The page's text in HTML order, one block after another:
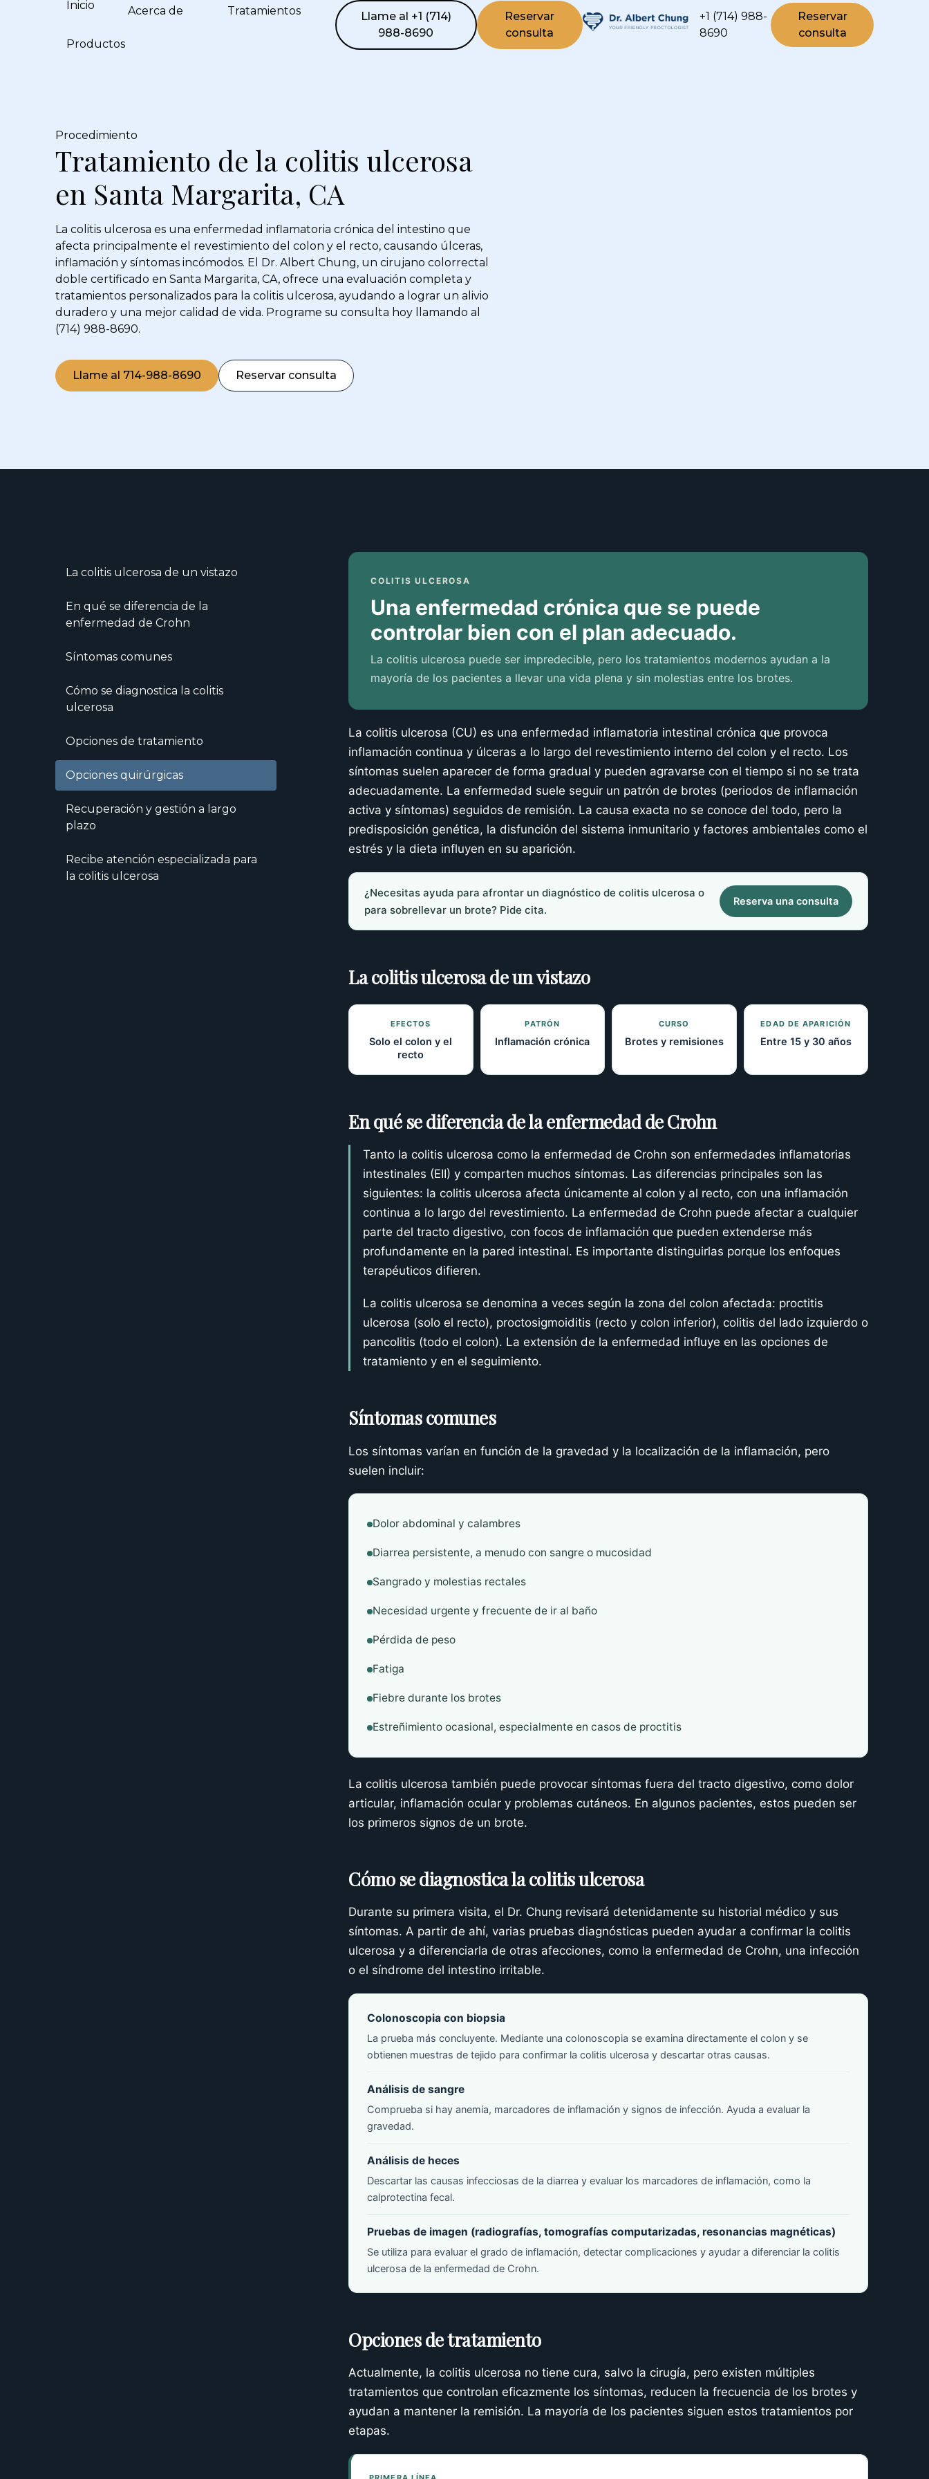
Inicio Acerca de Tratamientos
Productos
Llame al +1 (714)
988-8690
Reservar
consulta
+1 (714) 988-
8690
Reservar
consulta
Procedimiento
Tratamiento de la colitis ulcerosa
en Santa Margarita, CA
La colitis ulcerosa es una enfermedad inflamatoria crónica del intestino que
afecta principalmente el revestimiento del colon y el recto, causando úlceras,
inflamación y síntomas incómodos. El Dr. Albert Chung, un cirujano colorrectal
doble certificado en Santa Margarita, CA, ofrece una evaluación completa y
tratamientos personalizados para la colitis ulcerosa, ayudando a lograr un alivio
duradero y una mejor calidad de vida. Programe su consulta hoy llamando al
(714) 988-8690.
Llame al 714-988-8690 Reservar consulta
La colitis ulcerosa de un vistazo
En qué se diferencia de la
enfermedad de Crohn
Síntomas comunes
Cómo se diagnostica la colitis
ulcerosa
Opciones de tratamiento
Opciones quirúrgicas
Recuperación y gestión a largo
plazo
Recibe atención especializada para
la colitis ulcerosa
COLITIS ULCEROSA
Una enfermedad crónica que se puede
controlar bien con el plan adecuado.
La colitis ulcerosa puede ser impredecible, pero los tratamientos modernos ayudan a la
mayoría de los pacientes a llevar una vida plena y sin molestias entre los brotes.
La colitis ulcerosa (CU) es una enfermedad inflamatoria intestinal crónica que provoca
inflamación continua y úlceras a lo largo del revestimiento interno del colon y el recto. Los
síntomas suelen aparecer de forma gradual y pueden agravarse con el tiempo si no se trata
adecuadamente. La enfermedad suele seguir un patrón de brotes (periodos de inflamación
activa y síntomas) seguidos de remisión. La causa exacta no se conoce del todo, pero la
predisposición genética, la disfunción del sistema inmunitario y factores ambientales como el
estrés y la dieta influyen en su aparición.
¿Necesitas ayuda para afrontar un diagnóstico de colitis ulcerosa o
para sobrellevar un brote? Pide cita.
Reserva una consulta
La colitis ulcerosa de un vistazo
EFECTOS
Solo el colon y el
recto
PATRÓN
Inflamación crónica
CURSO
Brotes y remisiones
EDAD DE APARICIÓN
Entre 15 y 30 años
En qué se diferencia de la enfermedad de Crohn
Tanto la colitis ulcerosa como la enfermedad de Crohn son enfermedades inflamatorias
intestinales (EII) y comparten muchos síntomas. Las diferencias principales son las
siguientes: la colitis ulcerosa afecta únicamente al colon y al recto, con una inflamación
continua a lo largo del revestimiento. La enfermedad de Crohn puede afectar a cualquier
parte del tracto digestivo, con focos de inflamación que pueden extenderse más
profundamente en la pared intestinal. Es importante distinguirlas porque los enfoques
terapéuticos difieren.
La colitis ulcerosa se denomina a veces según la zona del colon afectada: proctitis
ulcerosa (solo el recto), proctosigmoiditis (recto y colon inferior), colitis del lado izquierdo o
pancolitis (todo el colon). La extensión de la enfermedad influye en las opciones de
tratamiento y en el seguimiento.
Síntomas comunes
Los síntomas varían en función de la gravedad y la localización de la inflamación, pero
suelen incluir:
Dolor abdominal y calambres
Diarrea persistente, a menudo con sangre o mucosidad
Sangrado y molestias rectales
Necesidad urgente y frecuente de ir al baño
Pérdida de peso
Fatiga
Fiebre durante los brotes
Estreñimiento ocasional, especialmente en casos de proctitis
La colitis ulcerosa también puede provocar síntomas fuera del tracto digestivo, como dolor
articular, inflamación ocular y problemas cutáneos. En algunos pacientes, estos pueden ser
los primeros signos de un brote.
Cómo se diagnostica la colitis ulcerosa
Durante su primera visita, el Dr. Chung revisará detenidamente su historial médico y sus
síntomas. A partir de ahí, varias pruebas diagnósticas pueden ayudar a confirmar la colitis
ulcerosa y a diferenciarla de otras afecciones, como la enfermedad de Crohn, una infección
o el síndrome del intestino irritable.
Colonoscopia con biopsia
La prueba más concluyente. Mediante una colonoscopia se examina directamente el colon y se
obtienen muestras de tejido para confirmar la colitis ulcerosa y descartar otras causas.
Análisis de sangre
Comprueba si hay anemia, marcadores de inflamación y signos de infección. Ayuda a evaluar la
gravedad.
Análisis de heces
Descartar las causas infecciosas de la diarrea y evaluar los marcadores de inflamación, como la
calprotectina fecal.
Pruebas de imagen (radiografías, tomografías computarizadas, resonancias magnéticas)
Se utiliza para evaluar el grado de inflamación, detectar complicaciones y ayudar a diferenciar la colitis
ulcerosa de la enfermedad de Crohn.
Opciones de tratamiento
Actualmente, la colitis ulcerosa no tiene cura, salvo la cirugía, pero existen múltiples
tratamientos que controlan eficazmente los síntomas, reducen la frecuencia de los brotes y
ayudan a mantener la remisión. La mayoría de los pacientes siguen estos tratamientos por
etapas.